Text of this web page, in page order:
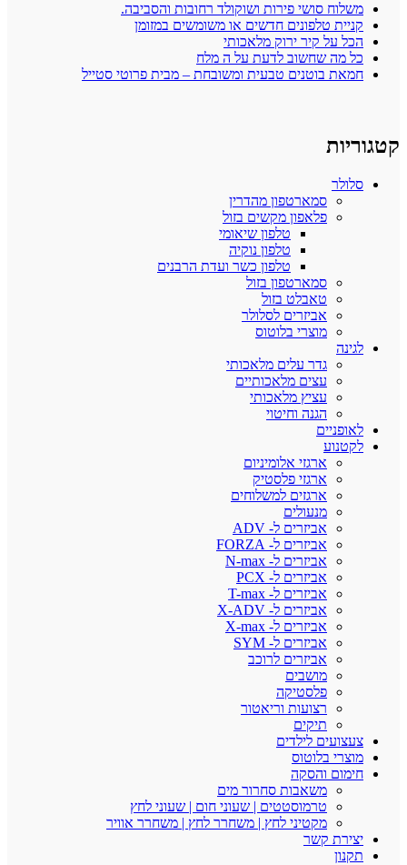
משלוח סושי פירות ושוקולד רחובות והסביבה.
קניית טלפונים חדשים או משומשים במזומן
הכל על קיר ירוק מלאכותי
כל מה שחשוב לדעת על ה מלח
חמאת בוטנים טבעית ומשובחת – מבית פרוטי סטייל
קטגוריות
סלולר
סמארטפון מהדרין
פלאפון מקשים בזול
טלפון שיאומי
טלפון נוקיה
טלפון כשר ועדת הרבנים
סמארטפון בזול
טאבלט בזול
אביזרים לסלולר
מוצרי בלוטוס
לגינה
גדר עלים מלאכותי
עצים מלאכותיים
עציץ מלאכותי
הגנה וחיטוי
לאופניים
לקטנוע
ארגזי אלומיניום
ארגזי פלסטיק
ארגזים למשלוחים
מנעולים
אביזרים ל- ADV
אביזרים ל- FORZA
אביזרים ל- N-max
אביזרים ל- PCX
אביזרים ל- T-max
אביזרים ל- X-ADV
אביזרים ל- X-max
אביזרים ל- SYM
אביזרים לרוכב
מושבים
פלסטיקה
רצועות וריאטור
תיקים
צעצועים לילדים
מוצרי בלוטוס
חימום והסקה
משאבות סחרור מים
טרמוסטטים | שעוני חום | שעוני לחץ
מקטיני לחץ | משחרר לחץ | משחרר אוויר
יצירת קשר
תקנון